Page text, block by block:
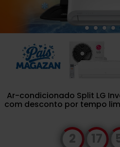
Ar-condicionado Split LG
com desconto por tempo
2 17